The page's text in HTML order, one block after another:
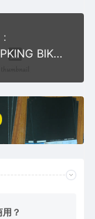
NO PAPKING BIKE LANE此处不准泊车警示标公共标志
？